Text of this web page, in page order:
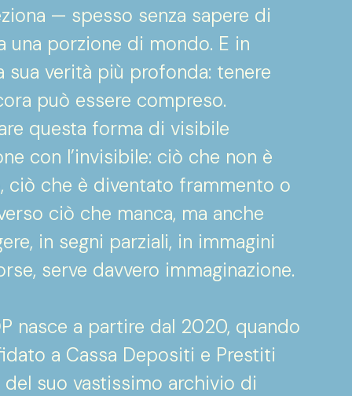
— spesso senza sapere di
porzione di mondo. E in
sua verità più profonda: tenere
può essere compreso.
questa forma di visibile
con l’invisibile: ciò che non è
ciò che è diventato frammento o
ciò che manca, ma anche
in segni parziali, in immagini
serve davvero immaginazione.
nasce a partire dal 2020, quando
a Cassa Depositi e Prestiti
del suo vastissimo archivio di